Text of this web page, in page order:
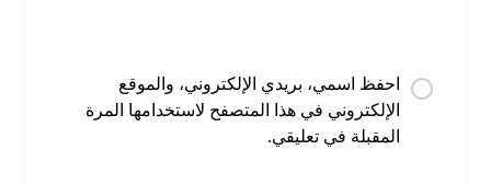
احفظ اسمي، بريدي الإلكتروني، والموقع
الإلكتروني في هذا المتصفح لاستخدامها المرة
المقبلة في تعليقي.